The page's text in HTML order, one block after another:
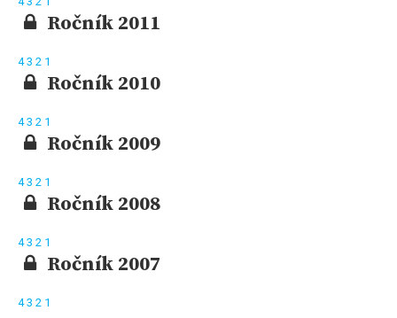
Ročník 2011
43 2 1
Ročník 2010
43 2 1
Ročník 2009
43 2 1
Ročník 2008
43 2 1
Ročník 2007
43 2 1